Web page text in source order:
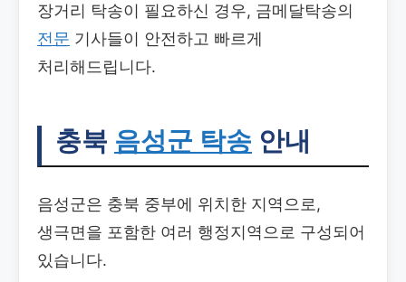
장거리 탁송이 필요하신 경우, 금메달탁송의
전문 기사들이 안전하고 빠르게
처리해드립니다.
충북 음성군 탁송 안내
음성군은 충북 중부에 위치한 지역으로,
생극면을 포함한 여러 행정지역으로 구성되어
있습니다.